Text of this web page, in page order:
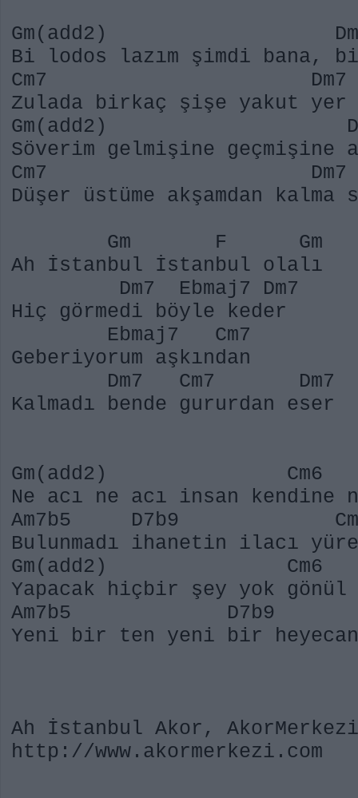
Gm(add2)
Bi lodos lazım şimdi bana,
Cm7 Dm7
Zulada birkaç şişe yakut yer
Gm(add2)
Söverim gelmişine geçmişine
Cm7 Dm7
Düşer üstüme akşamdan kalma
Gm F Gm
Ah İstanbul İstanbul olalı
Dm7 Ebmaj7 Dm7
Hiç görmedi böyle keder
Ebmaj7 Cm7
Geberiyorum aşkından
Dm7 Cm7 Dm7
Kalmadı bende gururdan eser
Gm(add2) Cm6
Ne acı ne acı insan kendine
Am7b5 D7b9
Bulunmadı ihanetin ilacı
Gm(add2) Cm6
Yapacak hiçbir şey yok gönül
Am7b5 D7b9
Yeni bir ten yeni bir
Ah İstanbul Akor,
http://www.akormerkezi.com